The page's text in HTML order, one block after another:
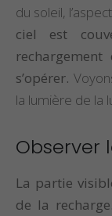
du soleil,
ciel est
s’opérer.
la lumière de la
Observer
La partie
de la recharge.